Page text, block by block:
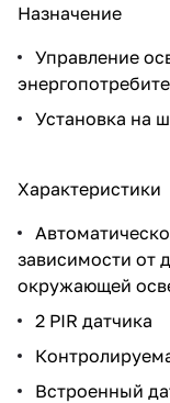
Назначение
Управление
Установка на
Характеристики
зависимости от
окружающей
2 PIR датчика
Встроенный